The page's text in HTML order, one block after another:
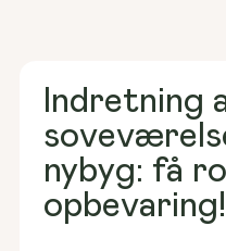
Indretning
nybyg: få
opbevaring!